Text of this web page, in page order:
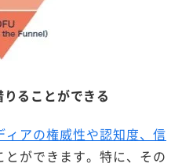
ることができる
ィアの権威性や認知度、信
とができます。特に、その